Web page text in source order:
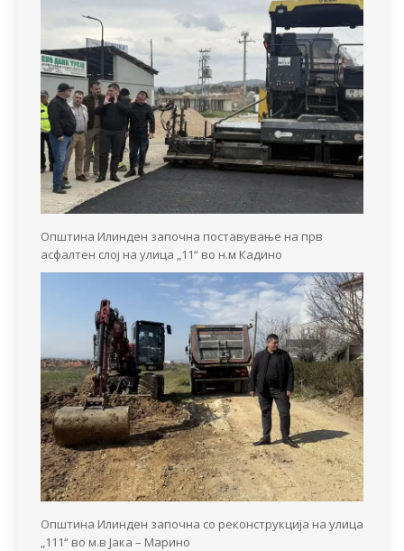
Општина Илинден започна поставување на прв
асфалтен слој на улица „11“ во н.м Кадино
Општина Илинден започна со реконструкција на улица
„111“ во м.в Јака – Марино